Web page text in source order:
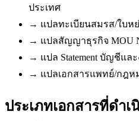
ประเทศ
→ แปลทะเบียนสมรส/ใบห
→ แปลสัญญาธุรกิจ MOU
→ แปล Statement บัญชีแล
→ แปลเอกสารแพทย์/กฎห
ประเภทเอกสารที่ดำ